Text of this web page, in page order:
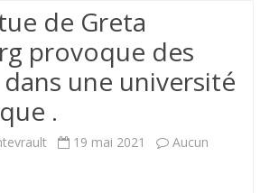
de Greta
provoque des
une université
.
19 mai 2021
Aucun